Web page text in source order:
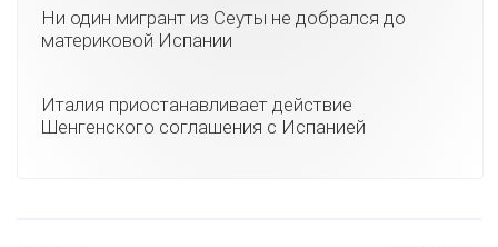
Ни один мигрант из Сеуты не добрался до
материковой Испании
Италия приостанавливает действие
Шенгенского соглашения с Испанией